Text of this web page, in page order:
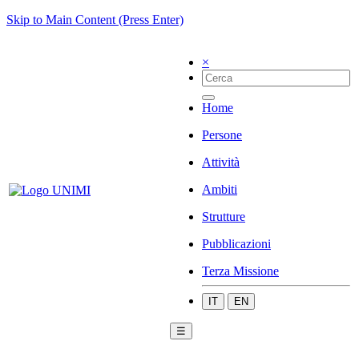
Skip to Main Content (Press Enter)
×
Home
Persone
Attività
Ambiti
Strutture
Pubblicazioni
Terza Missione
IT EN
☰